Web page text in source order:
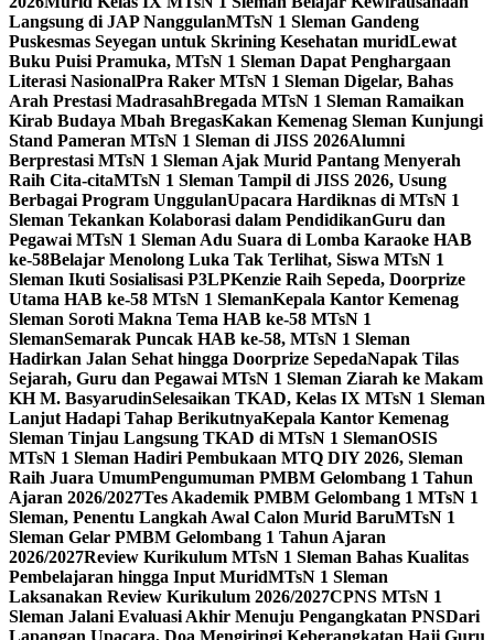
Langsung di JAP NanggulanMTsN 1 Sleman Gandeng
Puskesmas Seyegan untuk Skrining Kesehatan muridLewat
Buku Puisi Pramuka, MTsN 1 Sleman Dapat Penghargaan
Literasi NasionalPra Raker MTsN 1 Sleman Digelar, Bahas
Arah Prestasi MadrasahBregada MTsN 1 Sleman Ramaikan
Kirab Budaya Mbah BregasKakan Kemenag Sleman Kunjungi
Stand Pameran MTsN 1 Sleman di JISS 2026Alumni
Berprestasi MTsN 1 Sleman Ajak Murid Pantang Menyerah
Raih Cita-citaMTsN 1 Sleman Tampil di JISS 2026, Usung
Berbagai Program UnggulanUpacara Hardiknas di MTsN 1
Sleman Tekankan Kolaborasi dalam PendidikanGuru dan
Pegawai MTsN 1 Sleman Adu Suara di Lomba Karaoke HAB
ke-58Belajar Menolong Luka Tak Terlihat, Siswa MTsN 1
Sleman Ikuti Sosialisasi P3LPKenzie Raih Sepeda, Doorprize
Utama HAB ke-58 MTsN 1 SlemanKepala Kantor Kemenag
Sleman Soroti Makna Tema HAB ke-58 MTsN 1
SlemanSemarak Puncak HAB ke-58, MTsN 1 Sleman
Hadirkan Jalan Sehat hingga Doorprize SepedaNapak Tilas
Sejarah, Guru dan Pegawai MTsN 1 Sleman Ziarah ke Makam
KH M. BasyarudinSelesaikan TKAD, Kelas IX MTsN 1 Sleman
Lanjut Hadapi Tahap BerikutnyaKepala Kantor Kemenag
Sleman Tinjau Langsung TKAD di MTsN 1 SlemanOSIS
MTsN 1 Sleman Hadiri Pembukaan MTQ DIY 2026, Sleman
Raih Juara UmumPengumuman PMBM Gelombang 1 Tahun
Ajaran 2026/2027Tes Akademik PMBM Gelombang 1 MTsN 1
Sleman, Penentu Langkah Awal Calon Murid BaruMTsN 1
Sleman Gelar PMBM Gelombang 1 Tahun Ajaran
2026/2027Review Kurikulum MTsN 1 Sleman Bahas Kualitas
Pembelajaran hingga Input MuridMTsN 1 Sleman
Laksanakan Review Kurikulum 2026/2027CPNS MTsN 1
Sleman Jalani Evaluasi Akhir Menuju Pengangkatan PNSDari
Lapangan Upacara, Doa Mengiringi Keberangkatan Haji Guru